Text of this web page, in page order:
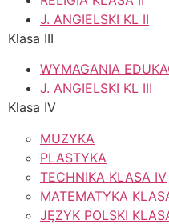
J. ANGIELSKI KL II
Klasa III
WYMAGANIA
J. ANGIELSKI KL III
Klasa IV
MUZYKA
PLASTYKA
TECHNIKA KLASA IV
MATEMATYKA
JĘZYK POLSKI